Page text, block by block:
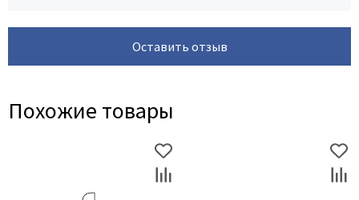
Оставить отзыв
Похожие товары